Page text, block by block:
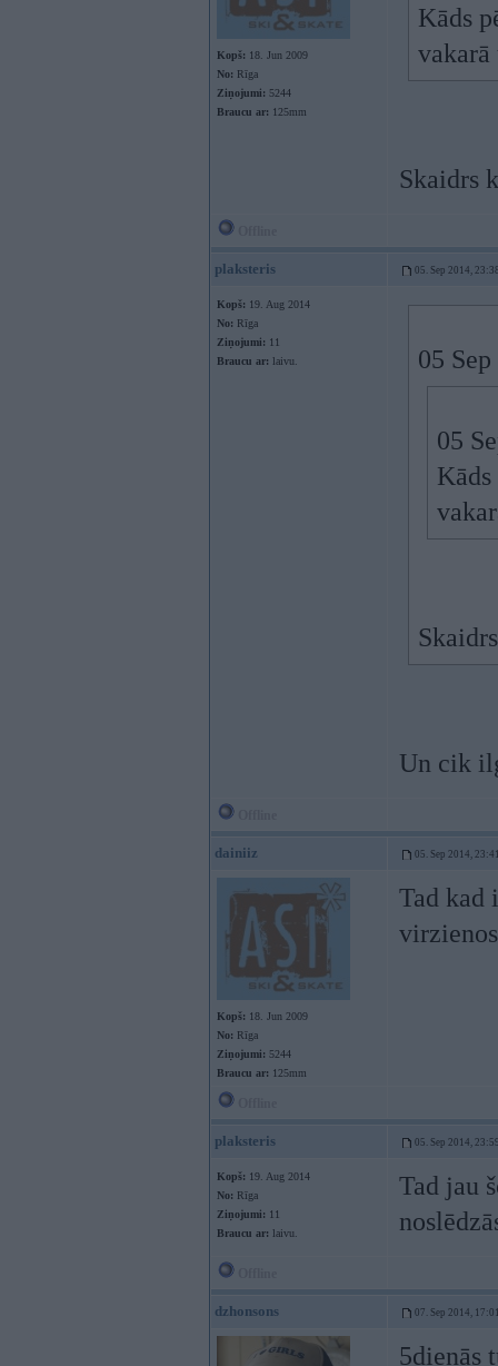
Kopš: 18. Jun 2009
No: Rīga
Ziņojumi: 5244
Braucu ar: 125mm
Kāds
Skaidrs
plaksteris 05. Sep 2014,
Kopš: 19. Aug 2014
No: Rīga
Ziņojumi: 11
Braucu ar: laivu. 05
05
Kāds
Un cik
dainiiz 05. Sep 2014,
Kopš: 18. Jun 2009
No: Rīga
Ziņojumi: 5244
Braucu ar: 125mm
Tad kad
plaksteris 05. Sep 2014,
Kopš: 19. Aug 2014
No: Rīga
Ziņojumi: 11
Braucu ar: laivu.
Tad jau
dzhonsons 07. Sep 2014,
5dienās